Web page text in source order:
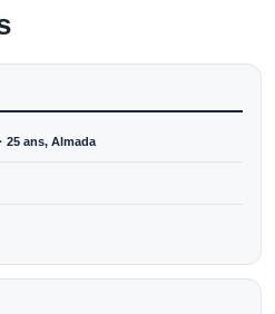
25 ans, Almada